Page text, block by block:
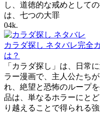
し、道徳的な戒めとして
は、七つの大罪
04k.
カラダ探し ネタバレ完全
は？
「カラダ探し」は、日常
ラー漫画で、主人公たち
れ、絶望と恐怖のループ
品は、単なるホラーにと
り越えることで得られる